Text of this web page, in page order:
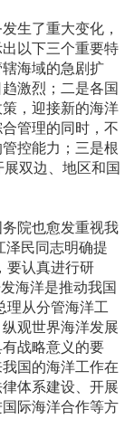
生了重大变化，
以下三个重要特
海域的急剧扩
激烈；二是各国
，迎接新的海洋
管理的同时，不
控能力；三是根
双边、地区和国
院也愈发重视我
泽民同志明确提
要认真进行研
海洋是推动我国
理从分管海洋工
观世界海洋发展
战略意义的要
国的海洋工作在
体系建设、开展
际海洋合作等方